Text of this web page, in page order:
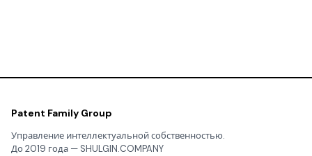
Patent Family Group
Управление интеллектуальной собственностью.
До 2019 года — SHULGIN.COMPANY